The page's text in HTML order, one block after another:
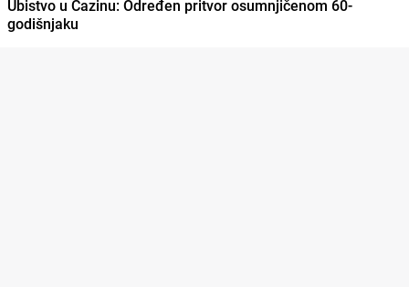
Ubistvo u Cazinu: Određen pritvor osumnjičenom 60-
godišnjaku